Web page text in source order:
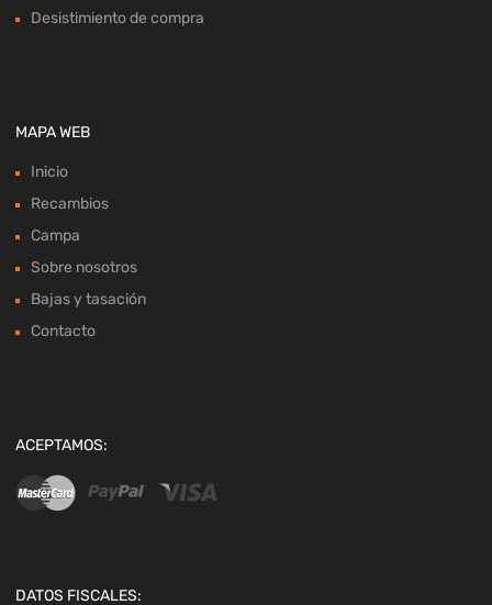
Desistimiento de compra
MAPA WEB
Inicio
Recambios
Campa
Sobre nosotros
Bajas y tasación
Contacto
ACEPTAMOS:
DATOS FISCALES: